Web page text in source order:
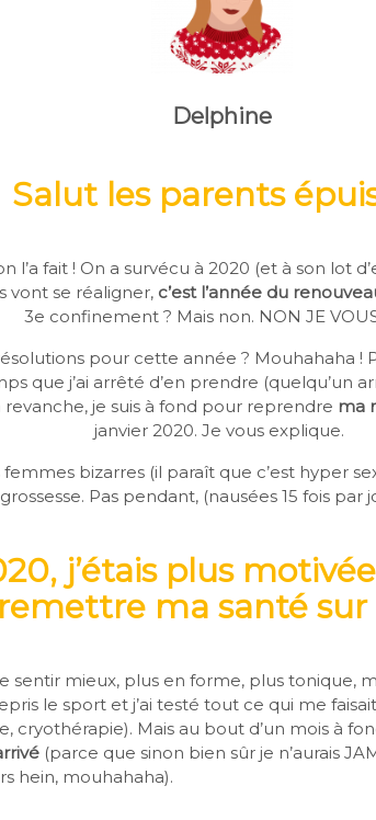
Delphine
Salut les parents
l’a fait ! On a survécu à 2020 (et à son lot
vont se réaligner, c’est l’année du
3e confinement ? Mais non. NON JE
pour cette année ? Mouhahaha !
que j’ai arrêté d’en prendre (quelqu’un
revanche, je suis à fond pour reprendre ma
janvier 2020. Je vous explique.
bizarres (il paraît que c’est hyper
Pas pendant, (nausées 15 fois par
j’étais plus
remettre ma santé sur
sentir mieux, plus en forme, plus tonique,
le sport et j’ai testé tout ce qui me
cryothérapie). Mais au bout d’un mois à
(parce que sinon bien sûr je n’aurais
hein, mouhahaha).